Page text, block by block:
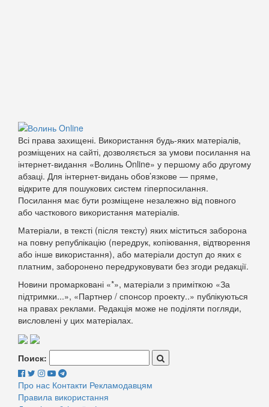
Всі права захищені. Використання будь-яких матеріалів,
розміщених на сайті, дозволяється за умови посилання на
інтернет-видання «Волинь Online» у першому або другому
абзаці. Для інтернет-видань обов’язкове — пряме,
відкрите для пошукових систем гіперпосилання.
Посилання має бути розміщене незалежно від повного
або часткового використання матеріалів.
Матеріали, в тексті (після тексту) яких міститься заборона
на повну републікацію (передрук, копіювання, відтворення
або інше використання), або матеріали доступ до яких є
платним, заборонено передруковувати без згоди редакції.
Новини промарковані «*», матеріали з приміткою «За
підтримки...», «Партнер / спонсор проекту..» публікуються
на правах реклами. Редакція може не поділяти погляди,
висловлені у цих матеріалах.
Поиск:
Про нас Контакти Рекламодавцям
Правила використання